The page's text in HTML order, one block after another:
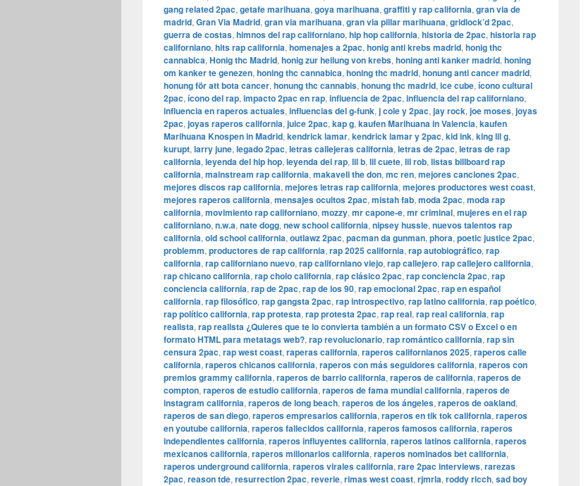
gang related 2pac, getafe marihuana, goya marihuana, graffiti y rap california, gran via de
madrid, ​​Gran Via Madrid, gran via marihuana, gran via pillar marihuana, gridlock’d 2pac,
guerra de costas, himnos del rap californiano, hip hop california, historia de 2pac, historia rap
californiano, hits rap california, homenajes a 2pac, honig anti krebs madrid, honig thc
cannabica, Honig thc Madrid, honig zur heilung von krebs, honing anti kanker madrid, honing
om kanker te genezen, honing thc cannabica, honing thc madrid, honung anti cancer madrid,
honung för att bota cancer, honung thc cannabis, honung thc madrid, ice cube, ícono cultural
2pac, ícono del rap, impacto 2pac en rap, influencia de 2pac, influencia del rap californiano,
influencia en raperos actuales, influencias del g-funk, j cole y 2pac, jay rock, joe moses, joyas
2pac, joyas raperos california, juice 2pac, kap g, kaufen Marihuana in Valencia, kaufen
Marihuana Knospen in Madrid, kendrick lamar, kendrick lamar y 2pac, kid ink, king lil g,
kurupt, larry june, legado 2pac, letras callejeras california, letras de 2pac, letras de rap
california, leyenda del hip hop, leyenda del rap, lil b, lil cuete, lil rob, listas billboard rap
california, mainstream rap california, makaveli the don, mc ren, mejores canciones 2pac,
mejores discos rap california, mejores letras rap california, mejores productores west coast,
mejores raperos california, mensajes ocultos 2pac, mistah fab, moda 2pac, moda rap
california, movimiento rap californiano, mozzy, mr capone-e, mr criminal, mujeres en el rap
californiano, n.w.a, nate dogg, new school california, nipsey hussle, nuevos talentos rap
california, old school california, outlawz 2pac, pacman da gunman, phora, poetic justice 2pac,
problemm, productores de rap california, rap 2025 california, rap autobiográfico, rap
california, rap californiano nuevo, rap californiano viejo, rap callejero, rap callejero california,
rap chicano california, rap cholo california, rap clásico 2pac, rap conciencia 2pac, rap
conciencia california, rap de 2pac, rap de los 90, rap emocional 2pac, rap en español
california, rap filosófico, rap gangsta 2pac, rap introspectivo, rap latino california, rap poético,
rap político california, rap protesta, rap protesta 2pac, rap real, rap real california, rap
realista, rap realista ¿Quieres que te lo convierta también a un formato CSV o Excel o en
formato HTML para metatags web?, rap revolucionario, rap romántico california, rap sin
censura 2pac, rap west coast, raperas california, raperos californianos 2025, raperos calle
california, raperos chicanos california, raperos con más seguidores california, raperos con
premios grammy california, raperos de barrio california, raperos de california, raperos de
compton, raperos de estudio california, raperos de fama mundial california, raperos de
instagram california, raperos de long beach, raperos de los ángeles, raperos de oakland,
raperos de san diego, raperos empresarios california, raperos en tik tok california, raperos
en youtube california, raperos fallecidos california, raperos famosos california, raperos
independientes california, raperos influyentes california, raperos latinos california, raperos
mexicanos california, raperos millonarios california, raperos nominados bet california,
raperos underground california, raperos virales california, rare 2pac interviews, rarezas
2pac, reason tde, resurrection 2pac, reverie, rimas west coast, rjmrla, roddy ricch, sad boy